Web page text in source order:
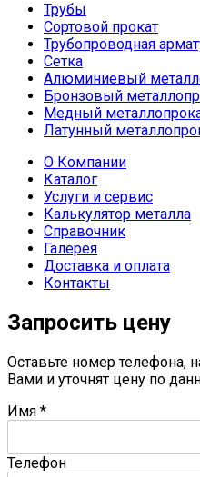
Трубы
Сортовой прокат
Трубопроводная
Сетка
Алюминиевый
Бронзовый
Медный
Латунный
О Компании
Каталог
Услуги и сервис
Калькулятор металла
Справочник
Галерея
Доставка и оплата
Контакты
Запросить цену
Оставьте номер телефона,
Вами и уточнят цену по
Имя *
Телефон